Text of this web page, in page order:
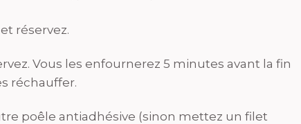
réservez.
Vous les enfournerez 5 minutes avant la fin
réchauffer.
poêle antiadhésive (sinon mettez un filet